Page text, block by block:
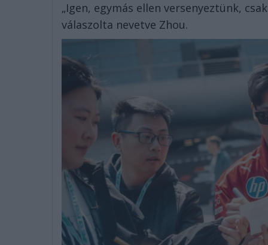
„Igen, egymás ellen versenyeztünk,
válaszolta nevetve Zhou.